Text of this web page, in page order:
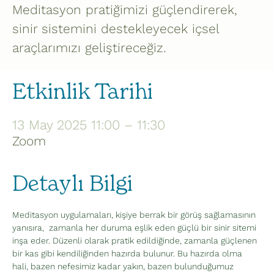
Meditasyon pratiğimizi güçlendirerek,
sinir sistemini destekleyecek içsel
araçlarımızı geliştireceğiz.
Etkinlik Tarihi
13 May 2025 11:00 – 11:30
Zoom
Detaylı Bilgi
Meditasyon uygulamaları, kişiye berrak bir görüş sağlamasının
yanısıra,  zamanla her duruma eşlik eden güçlü bir sinir sitemi
inşa eder. Düzenli olarak pratik edildiğinde, zamanla güçlenen
bir kas gibi kendiliğinden hazırda bulunur. Bu hazırda olma
hali, bazen nefesimiz kadar yakın, bazen bulunduğumuz